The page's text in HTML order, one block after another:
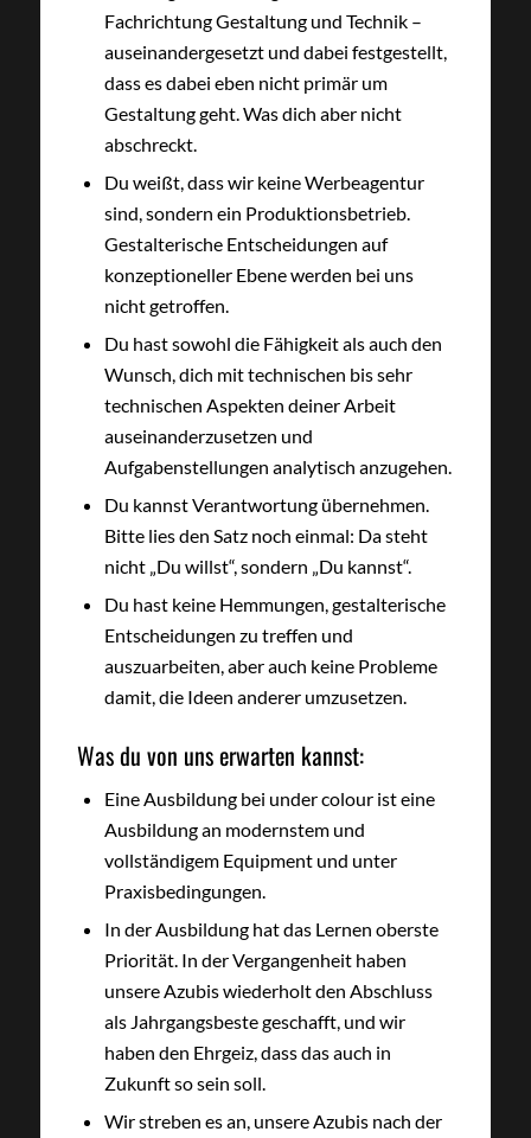
Fachrichtung Gestaltung und Technik –
auseinandergesetzt und dabei festgestellt,
dass es dabei eben nicht primär um
Gestaltung geht. Was dich aber nicht
abschreckt.
Du weißt, dass wir keine Werbeagentur
sind, sondern ein Produktionsbetrieb.
Gestalterische Entscheidungen auf
konzeptioneller Ebene werden bei uns
nicht getroffen.
Du hast sowohl die Fähigkeit als auch den
Wunsch, dich mit technischen bis sehr
technischen Aspekten deiner Arbeit
auseinanderzusetzen und
Aufgabenstellungen analytisch anzugehen.
Du kannst Verantwortung übernehmen.
Bitte lies den Satz noch einmal: Da steht
nicht „Du willst“, sondern „Du kannst“.
Du hast keine Hemmungen, gestalterische
Entscheidungen zu treffen und
auszuarbeiten, aber auch keine Probleme
damit, die Ideen anderer umzusetzen.
Was du von uns erwarten kannst:
Eine Ausbildung bei under colour ist eine
Ausbildung an modernstem und
vollständigem Equipment und unter
Praxisbedingungen.
In der Ausbildung hat das Lernen oberste
Priorität. In der Vergangenheit haben
unsere Azubis wiederholt den Abschluss
als Jahrgangsbeste geschafft, und wir
haben den Ehrgeiz, dass das auch in
Zukunft so sein soll.
Wir streben es an, unsere Azubis nach der